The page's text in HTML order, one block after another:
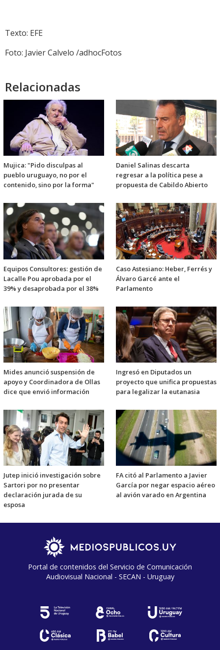
Texto: EFE
Foto: Javier Calvelo /adhocFotos
Relacionadas
Mujica: "Pido disculpas al
pueblo uruguayo, no por el
contenido, sino por la forma"
Daniel Salinas descarta
regresar a la política pese a
propuesta de Cabildo Abierto
Equipos Consultores: gestión de
Lacalle Pou aprobada por el
39% y desaprobada por el 38%
Caso Astesiano: Heber, Ferrés y
Álvaro Garcé ante el
Parlamento
Mides anunció suspensión de
apoyo y Coordinadora de Ollas
dice que envió información
Ingresó en Diputados un
proyecto que unifica propuestas
para legalizar la eutanasia
Jutep inició investigación sobre
Sartori por no presentar
declaración jurada de su
esposa
FA citó al Parlamento a Javier
García por negar espacio aéreo
al avión varado en Argentina
Portal de contenidos del Servicio de Comunicación
Audiovisual Nacional - SECAN - Uruguay